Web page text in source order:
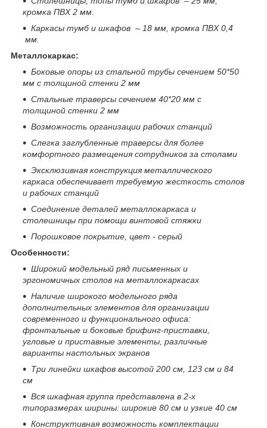
кромка ПВХ 2 мм.
Каркасы тумб и шкафов – 18 мм, кромка ПВХ 0,4
мм.
Металлокаркас:
Боковые опоры из стальной трубы сечением 50*50
мм с толщиной стенки 2 мм
Стальные траверсы сечением 40*20 мм с
толщиной стенки 2 мм
Возможность организации рабочих станций
Слегка заглубленные траверсы для более
комфортного размещения сотрудников за столами
Эксклюзивная конструкция металлического
каркаса обеспечивает требуемую жесткость столов
и рабочих станций
Соединение деталей металлокаркаса и
столешницы при помощи винтовой стяжки
Порошковое покрытие, цвет - серый
Особенности:
Широкий модельный ряд письменных и
эргономичных столов на металлокаркасах
Наличие широкого модельного ряда
дополнительных элементов для организации
современного и функционального офиса:
фронтальные и боковые брифинг-приставки,
угловые и приставные элементы, различные
варианты настольных экранов
Три линейки шкафов высотой 200 см, 123 см и 84
см
Вся шкафная группа представлена в 2-х
типоразмерах ширины: широкие 80 см и узкие 40 см
Конструктивная возможность комплектации